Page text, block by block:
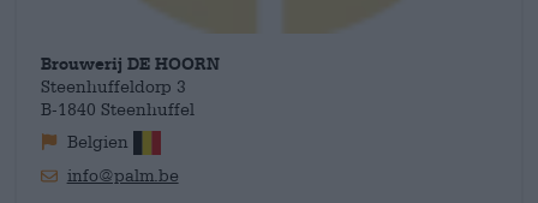
Brouwerij DE HOORN
Steenhuffeldorp 3
B-1840 Steenhuffel
Belgien
info@palm.be